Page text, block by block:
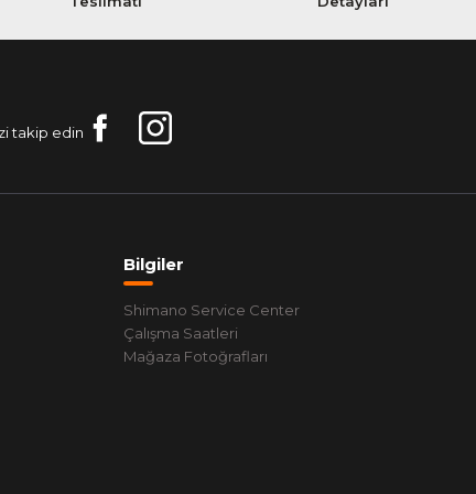
takip edin
Bilgiler
Shimano Service Center
Çalışma Saatleri
Mağaza Fotoğrafları